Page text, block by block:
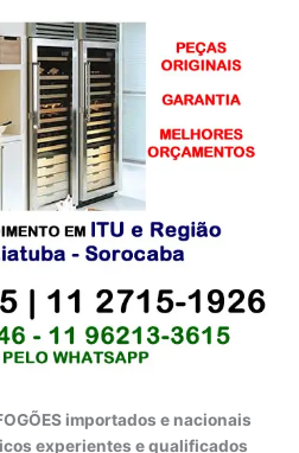
importados e nacionais
experientes e qualificados